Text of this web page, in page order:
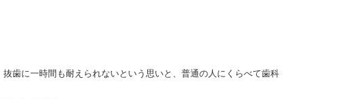
歯に一時間も耐えられないという思いと、普通の人にくらべて歯科